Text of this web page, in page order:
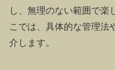
し、無理のない範囲で楽
こでは、具体的な管理法
介します。